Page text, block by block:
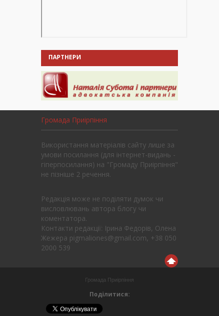
ПАРТНЕРИ
Громада Приірпіння
Використання матеріалів сайту лише за
умови посилання (для інтернет-видань -
гіперпосилання) на "Громаду Приірпіння"
не пізніше 2 речення.
Редакція може не поділяти думок чи
висловлювань автора блогу чи
коментатора.
Контакти редакції: Ірина Федорів, Олена
Жежера pigmaliones@gmail.com, +38 050
2000 539
Громада Приірпіння
Поділитися: